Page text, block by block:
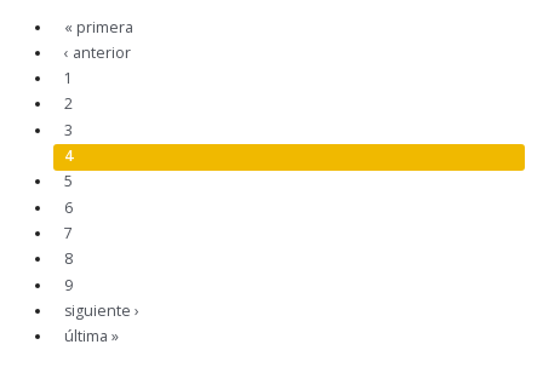
« primera
‹ anterior
1
2
3
4
5
6
7
8
9
siguiente ›
última »